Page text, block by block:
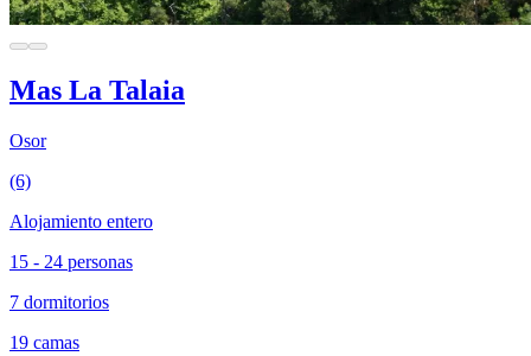
Mas La Talaia
Osor
(6)
Alojamiento entero
15 - 24 personas
7 dormitorios
19 camas